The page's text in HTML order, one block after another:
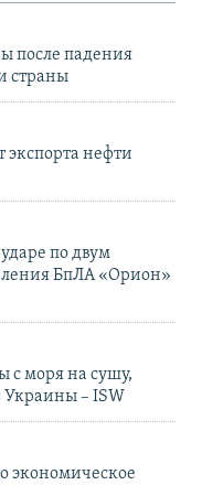
после падения
страны
экспорта нефти
по двум
БпЛА «Орион»
с моря на сушу,
Украины – ISW
экономическое